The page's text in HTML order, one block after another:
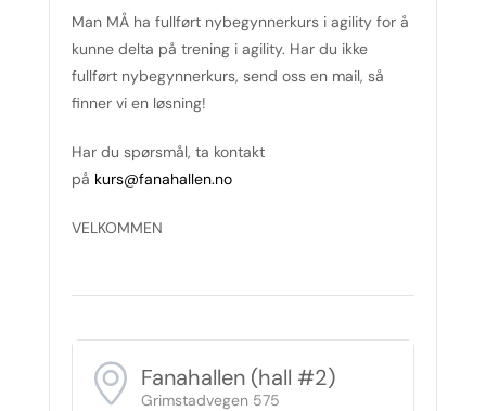
Man MÅ ha fullført nybegynnerkurs i agility for å
kunne delta på trening i agility. Har du ikke
fullført nybegynnerkurs, send oss en mail, så
finner vi en løsning!
Har du spørsmål, ta kontakt
på kurs@fanahallen.no
VELKOMMEN
Fanahallen (hall #2)
Grimstadvegen 575